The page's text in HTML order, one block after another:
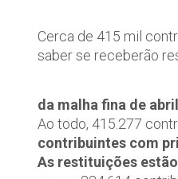
Cerca de 415 mil
saber se receberão
da malha fina de
Ao todo, 415.277
contribuintes com
As restituições